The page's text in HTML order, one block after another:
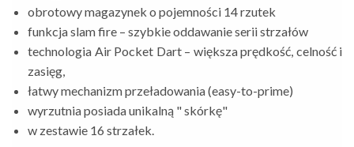
obrotowy magazynek o pojemności 14 rzutek
funkcja slam fire – szybkie oddawanie serii strzałów
technologia Air Pocket Dart – większa prędkość, celność i
zasięg,
łatwy mechanizm przeładowania (easy-to-prime)
wyrzutnia posiada unikalną " skórkę"
w zestawie 16 strzałek.